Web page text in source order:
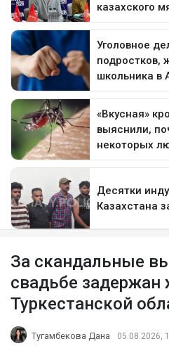
За скандальные
свадьбе задержан
Туркестанской
Тугамбекова Дана 05.08.2026,